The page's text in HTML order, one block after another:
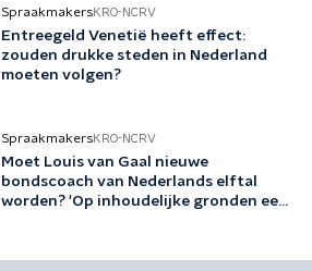
SpraakmakersKRO-NCRV
Entreegeld Venetië heeft effect:
zouden drukke steden in Nederland
moeten volgen?
SpraakmakersKRO-NCRV
Moet Louis van Gaal nieuwe
bondscoach van Nederlands elftal
worden? 'Op inhoudelijke gronden een